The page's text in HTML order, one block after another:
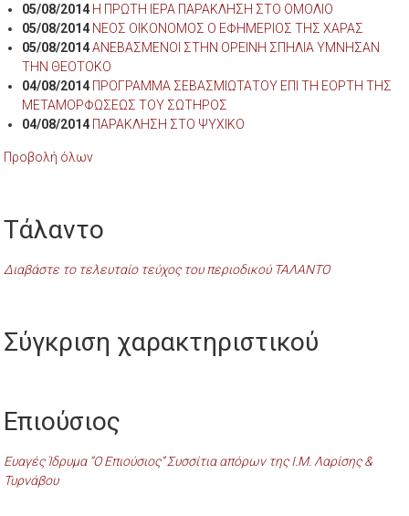
05/08/2014 Η ΠΡΩΤΗ ΙΕΡΑ ΠΑΡΑΚΛΗΣΗ ΣΤΟ ΟΜΟΛΙΟ
05/08/2014 ΝΕΟΣ ΟΙΚΟΝΟΜΟΣ Ο ΕΦΗΜΕΡΙΟΣ ΤΗΣ ΧΑΡΑΣ
05/08/2014 ΑΝΕΒΑΣΜΕΝΟΙ ΣΤΗΝ ΟΡΕΙΝΗ ΣΠΗΛΙΑ ΥΜΝΗΣΑΝ
ΤΗΝ ΘΕΟΤΟΚΟ
04/08/2014 ΠΡΟΓΡΑΜΜΑ ΣΕΒΑΣΜΙΩΤΑΤΟΥ ΕΠΙ ΤΗ ΕΟΡΤΗ ΤΗΣ
ΜΕΤΑΜΟΡΦΩΣΕΩΣ ΤΟΥ ΣΩΤΗΡΟΣ
04/08/2014 ΠΑΡΑΚΛΗΣΗ ΣΤΟ ΨΥΧΙΚΟ
Προβολή όλων
Τάλαντο
Διαβάστε το τελευταίο τεύχος του περιοδικού ΤΑΛΑΝΤΟ
Σύγκριση χαρακτηριστικού
Επιούσιος
Ευαγές Ίδρυμα “Ο Επιούσιος” Συσσίτια απόρων της Ι.Μ. Λαρίσης &
Τυρνάβου